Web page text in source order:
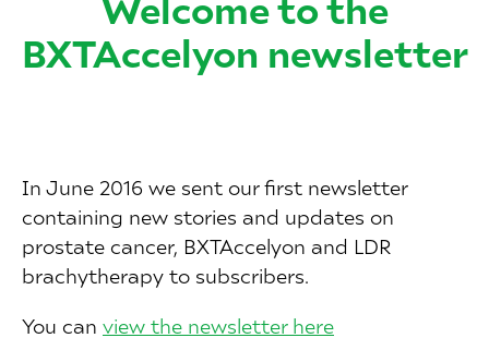
BXTAccelyon newsletter
In June 2016 we sent our first newsletter
containing new stories and updates on
prostate cancer, BXTAccelyon and LDR
brachytherapy to subscribers.
You can view the newsletter here